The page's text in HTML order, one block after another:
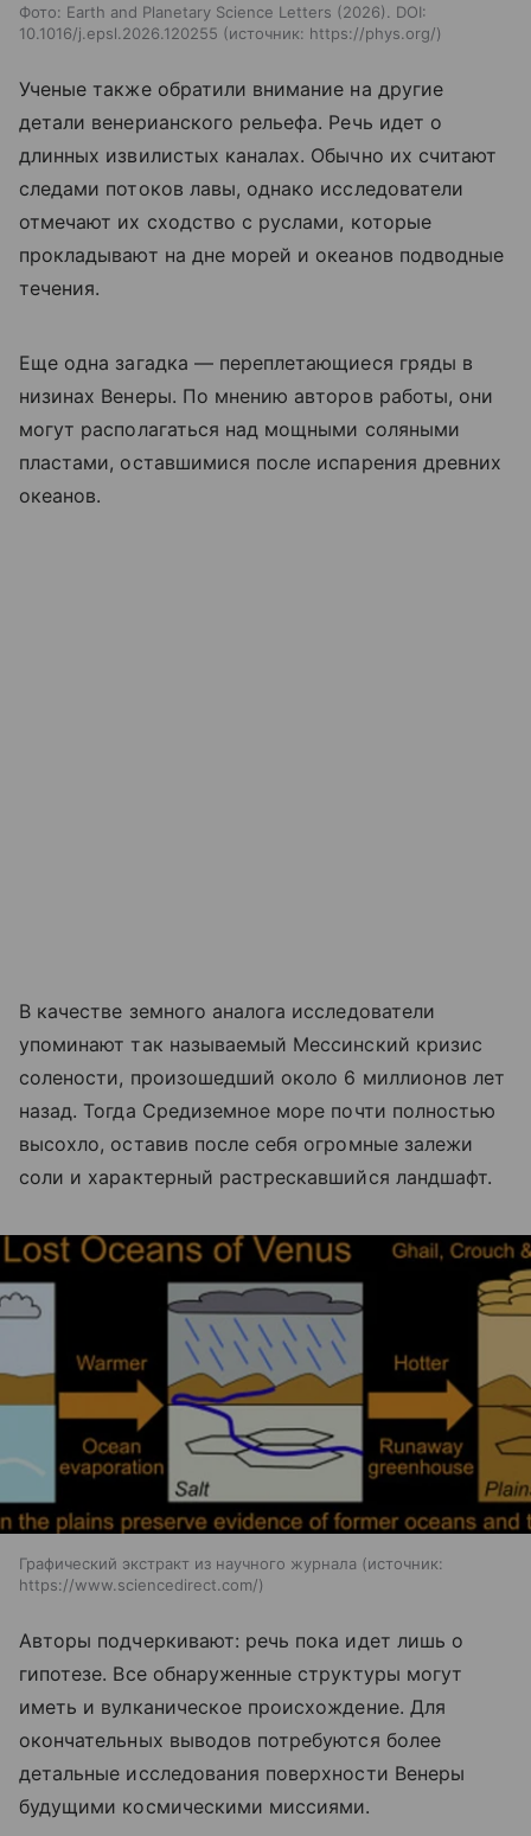
Фото: Earth and Planetary Science Letters (2026). DOI:
10.1016/j.epsl.2026.120255
источник: https://phys.org/
Ученые также обратили внимание на другие
детали венерианского рельефа. Речь идет о
длинных извилистых каналах. Обычно их считают
следами потоков лавы, однако исследователи
отмечают их сходство с руслами, которые
прокладывают на дне морей и океанов подводные
течения.
Еще одна загадка — переплетающиеся гряды в
низинах Венеры. По мнению авторов работы, они
могут располагаться над мощными соляными
пластами, оставшимися после испарения древних
океанов.
В качестве земного аналога исследователи
упоминают так называемый Мессинский кризис
солености, произошедший около 6 миллионов лет
назад. Тогда Средиземное море почти полностью
высохло, оставив после себя огромные залежи
соли и характерный растрескавшийся ландшафт.
Графический экстракт из научного журнала
источник:
https://www.sciencedirect.com/
Авторы подчеркивают: речь пока идет лишь о
гипотезе. Все обнаруженные структуры могут
иметь и вулканическое происхождение. Для
окончательных выводов потребуются более
детальные исследования поверхности Венеры
будущими космическими миссиями.